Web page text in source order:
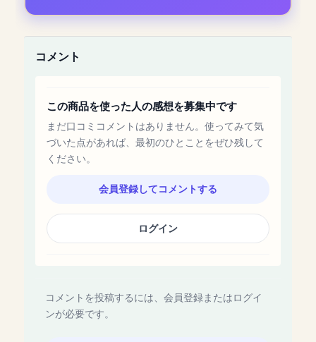
コメント
この商品を使った人の感想を募集中です
まだ口コミコメントはありません。使ってみて気
づいた点があれば、最初のひとことをぜひ残して
ください。
会員登録してコメントする
ログイン
コメントを投稿するには、会員登録またはログイ
ンが必要です。